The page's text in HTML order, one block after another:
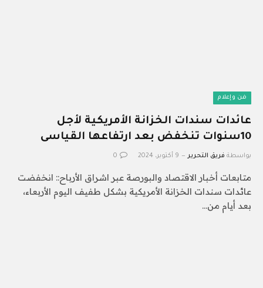
فن وإعلام
عائدات سندات الخزانة الأمريكية لأجل
10سنوات تنخفض بعد ارتفاعها القياسى
بواسطة فريق التحرير 9 أكتوبر، 2024 0
متابعات أخبار الاقتصاد والبورصة عبر اشراق الأرباح:: انخفضت
عائدات سندات الخزانة الأمريكية بشكل طفيف اليوم الأربعاء،
بعد أيام من…